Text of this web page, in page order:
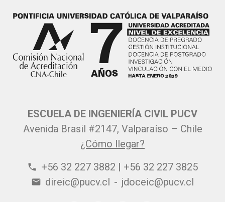
ESCUELA DE INGENIERÍA CIVIL PUCV
Avenida Brasil #2147, Valparaíso – Chile
¿Cómo llegar?
phone +56 32 227 3882 | +56 32 227 3825
email direic@pucv.cl - jdoceic@pucv.cl